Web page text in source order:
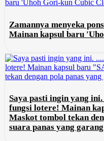
Zamannya menyeka
Mainan kapsul baru
Saya pasti ingin yang
fungsi lotere! Mainan
Maskot tombol tekan
suara panas yang